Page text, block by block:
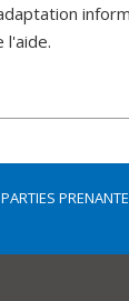
l'aide.